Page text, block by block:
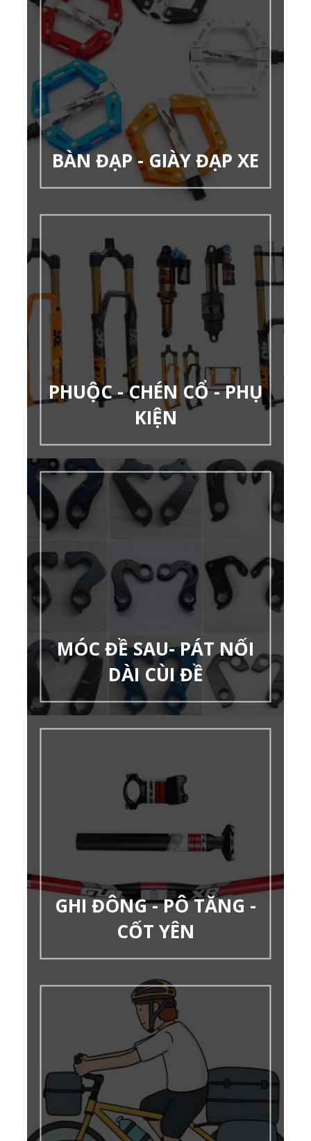
BÀN ĐẠP - GIÀY ĐẠP XE
PHUỘC - CHÉN CỔ - PHỤ
KIỆN
MÓC ĐỀ SAU- PÁT NỐI
DÀI CÙI ĐỀ
GHI ĐÔNG - PÔ TĂNG -
CỐT YÊN